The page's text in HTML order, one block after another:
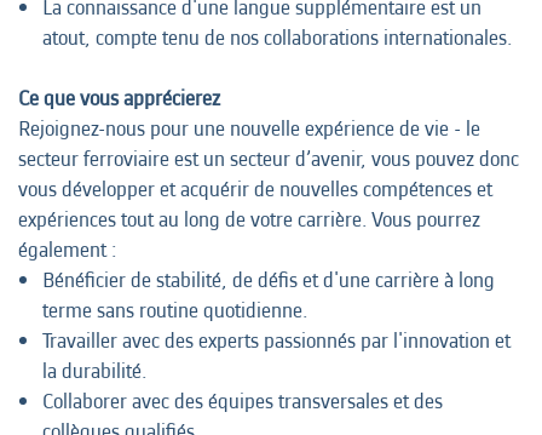
La connaissance d'une langue supplémentaire est un
atout, compte tenu de nos collaborations internationales.
Ce que vous apprécierez
Rejoignez-nous pour une nouvelle expérience de vie - le
secteur ferroviaire est un secteur d’avenir, vous pouvez donc
vous développer et acquérir de nouvelles compétences et
expériences tout au long de votre carrière. Vous pourrez
également :
Bénéficier de stabilité, de défis et d'une carrière à long
terme sans routine quotidienne.
Travailler avec des experts passionnés par l'innovation et
la durabilité.
Collaborer avec des équipes transversales et des